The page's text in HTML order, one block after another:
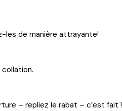
les de manière attrayante!
– repliez le rabat – c’est fait !